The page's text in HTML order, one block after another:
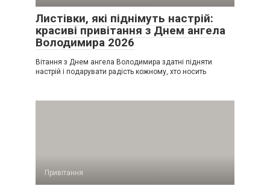
Листівки, які піднімуть настрій:
красиві привітання з Днем ангела
Володимира 2026
Вітання з Днем ангела Володимира здатні підняти
настрій і подарувати радість кожному, хто носить
Привітання